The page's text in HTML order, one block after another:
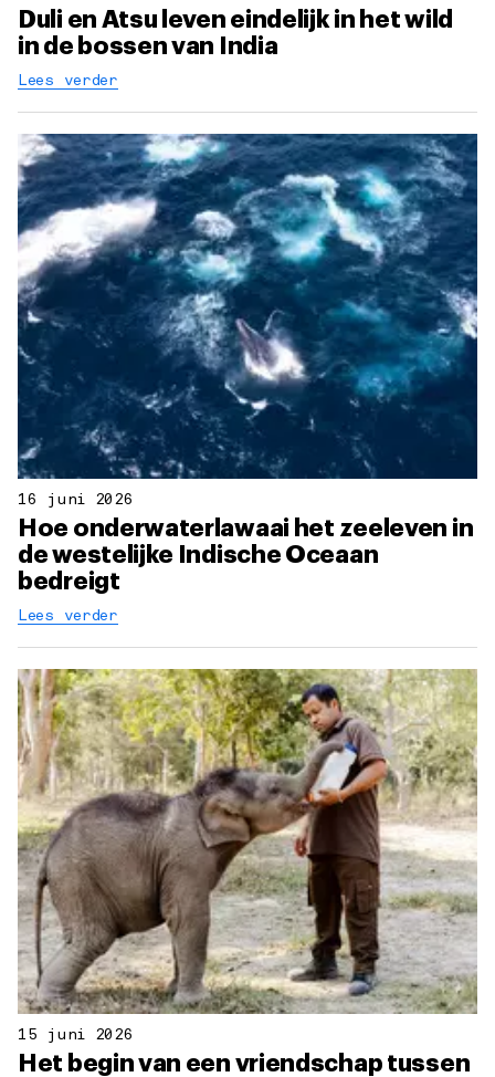
Duli en Atsu leven eindelijk in het wild
in de bossen van India
Lees verder
16 juni 2026
Hoe onderwaterlawaai het zeeleven in
de westelijke Indische Oceaan
bedreigt
Lees verder
15 juni 2026
Het begin van een vriendschap tussen